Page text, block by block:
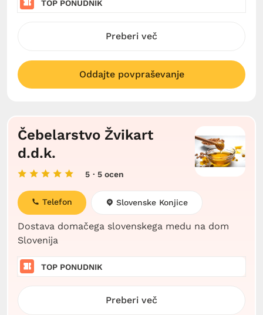
TOP PONUDNIK
Preberi več
Oddajte povpraševanje
Čebelarstvo Žvikart
d.d.k.
5 · 5 ocen
Dostava domačega slovenskega medu na dom
Slovenija
Telefon Slovenske Konjice
TOP PONUDNIK
Preberi več